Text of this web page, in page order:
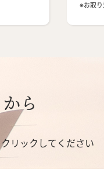
※お取
ら
リックしてください